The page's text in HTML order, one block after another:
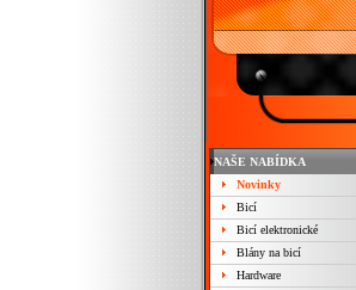
NAŠE NABÍDKA
Novinky
Bicí
Bicí elektronické
Blány na bicí
Hardware